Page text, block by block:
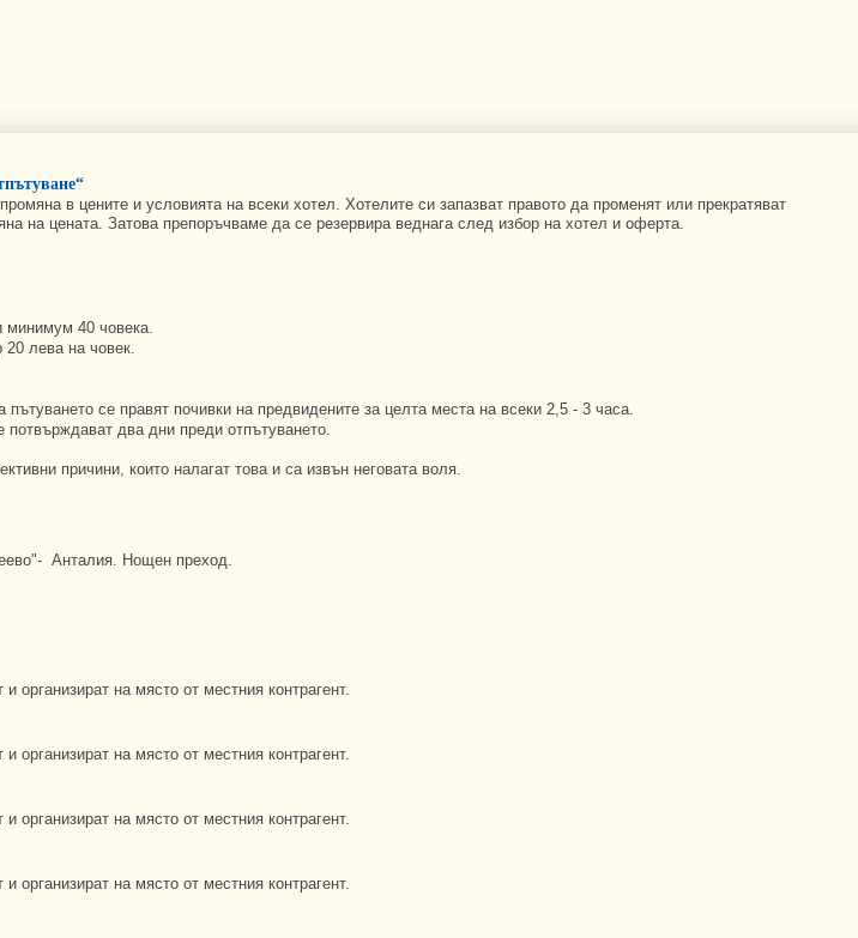
в цените и условията на всеки хотел. Хотелите си запазват правото да променят или прекратяват
на цената. Затова препоръчваме да се резервира веднага след избор на хотел и оферта.
минимум 40 човека.
лева на човек.
се правят почивки на предвидените за целта места на всеки 2,5 - 3 часа.
два дни преди отпътуването.
причини, които налагат това и са извън неговата воля.
Анталия. Нощен преход.
на място от местния контрагент.
на място от местния контрагент.
на място от местния контрагент.
на място от местния контрагент.